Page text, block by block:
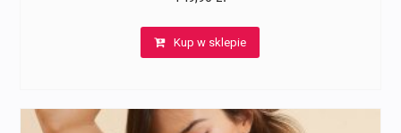
Kup w sklepie